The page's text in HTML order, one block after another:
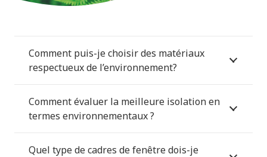
Comment puis-je choisir des matériaux
respectueux de l’environnement?
Comment évaluer la meilleure isolation en
termes environnementaux ?
Quel type de cadres de fenêtre dois-je